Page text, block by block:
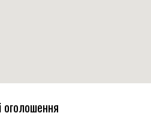
оголошення